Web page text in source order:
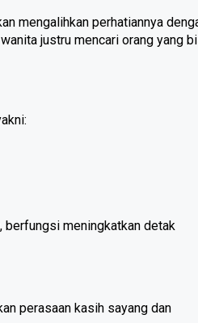
mengalihkan perhatiannya
justru mencari orang yang
berfungsi meningkatkan detak
perasaan kasih sayang dan